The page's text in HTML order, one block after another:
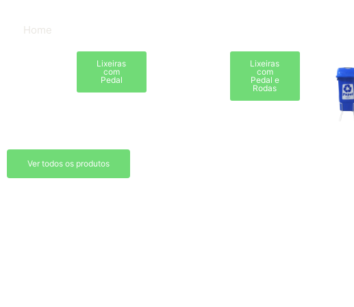
Home
Lixeiras
com
Pedal
Lixeiras
com
Pedal e
Rodas
Ver todos os produtos